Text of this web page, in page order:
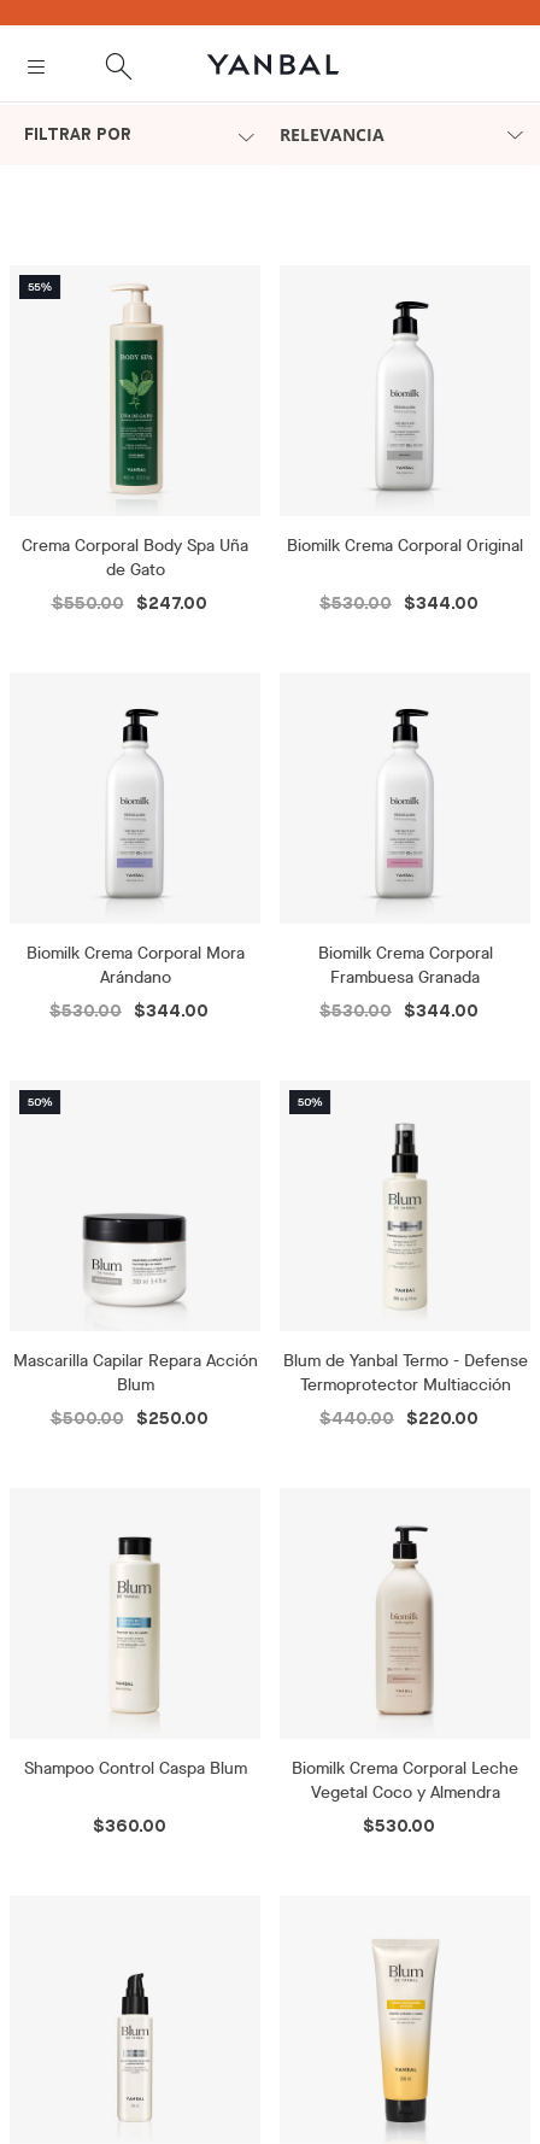
FILTRAR POR RELEVANCIA
Crema Corporal Body Spa Uña
de Gato
$550.00 $247.00
Biomilk Crema Corporal Original
$530.00 $344.00
Biomilk Crema Corporal Mora
Arándano
$530.00 $344.00
Biomilk Crema Corporal
Frambuesa Granada
$530.00 $344.00
Mascarilla Capilar Repara Acción
Blum
$500.00 $250.00
Blum de Yanbal Termo - Defense
Termoprotector Multiacción
$440.00 $220.00
Shampoo Control Caspa Blum
$360.00
Biomilk Crema Corporal Leche
Vegetal Coco y Almendra
$530.00